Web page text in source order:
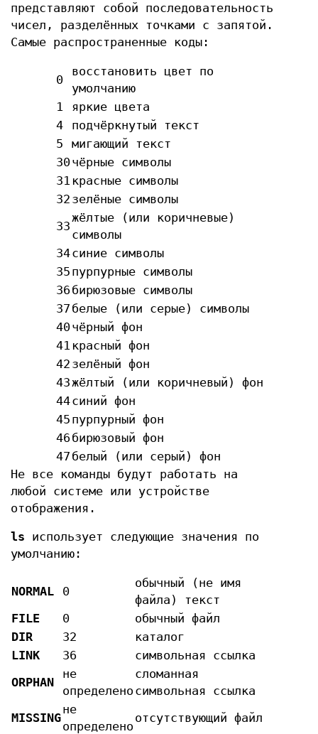
представляют собой последовательность
чисел, разделённых точками с запятой.
Самые распространенные коды:
0
восстановить цвет по
умолчанию
1
яркие цвета
4
подчёркнутый текст
5
мигающий текст
30чёрные символы
31 красные символы
32 зелёные символы
33
жёлтые (или коричневые)
символы
34синие символы
35 пурпурные символы
36 бирюзовые символы
37 белые (или серые) символы
40чёрный фон
41 красный фон
42 зелёный фон
43жёлтый (или коричневый) фон
44синий фон
45 пурпурный фон
46 бирюзовый фон
47 белый (или серый) фон
Не все команды будут работать на
любой системе или устройстве
отображения.
ls использует следующие значения по
умолчанию:
NORMAL 0
обычный (не имя
файла) текст
FILE
0
обычный файл
DIR
32
каталог
LINK
36
символьная ссылка
ORPHAN
не
определено
сломанная
символьная ссылка
MISSING
не
определено
отсутствующий файл